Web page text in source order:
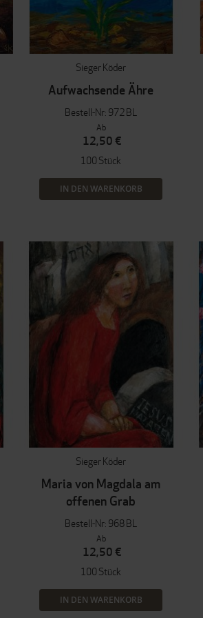
Sieger Köder
Aufwachsende Ähre
Bestell-Nr: 972 BL
Ab
12,50 €
100 Stück
IN DEN WARENKORB
Sieger Köder
Maria von Magdala am
offenen Grab
Bestell-Nr: 968 BL
Ab
12,50 €
100 Stück
IN DEN WARENKORB